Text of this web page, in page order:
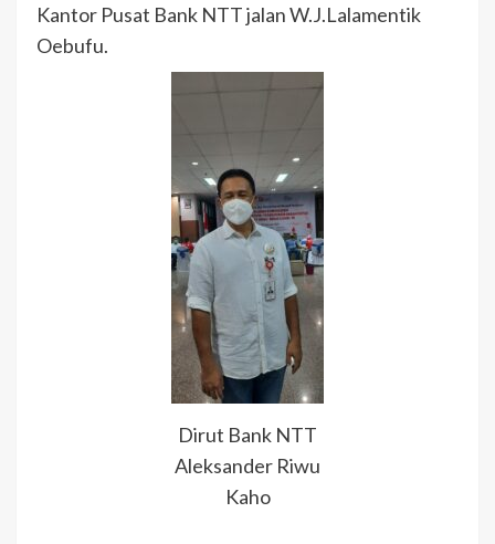
Kantor Pusat Bank NTT jalan W.J.Lalamentik
Oebufu.
Dirut Bank NTT
Aleksander Riwu
Kaho